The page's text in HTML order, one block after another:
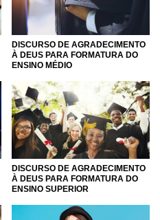
DISCURSO DE AGRADECIMENTO
À DEUS PARA FORMATURA DO
ENSINO MÉDIO
DISCURSO DE AGRADECIMENTO
À DEUS PARA FORMATURA DO
ENSINO SUPERIOR